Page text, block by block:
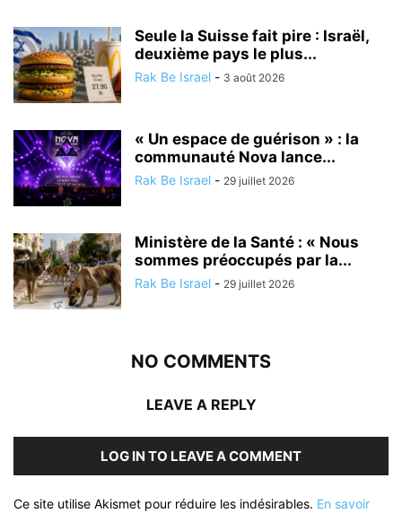
Seule la Suisse fait pire : Israël,
deuxième pays le plus...
Rak Be Israel - 3 août 2026
« Un espace de guérison » : la
communauté Nova lance...
Rak Be Israel - 29 juillet 2026
Ministère de la Santé : « Nous
sommes préoccupés par la...
Rak Be Israel - 29 juillet 2026
NO COMMENTS
LEAVE A REPLY
LOG IN TO LEAVE A COMMENT
Ce site utilise Akismet pour réduire les indésirables. En savoir